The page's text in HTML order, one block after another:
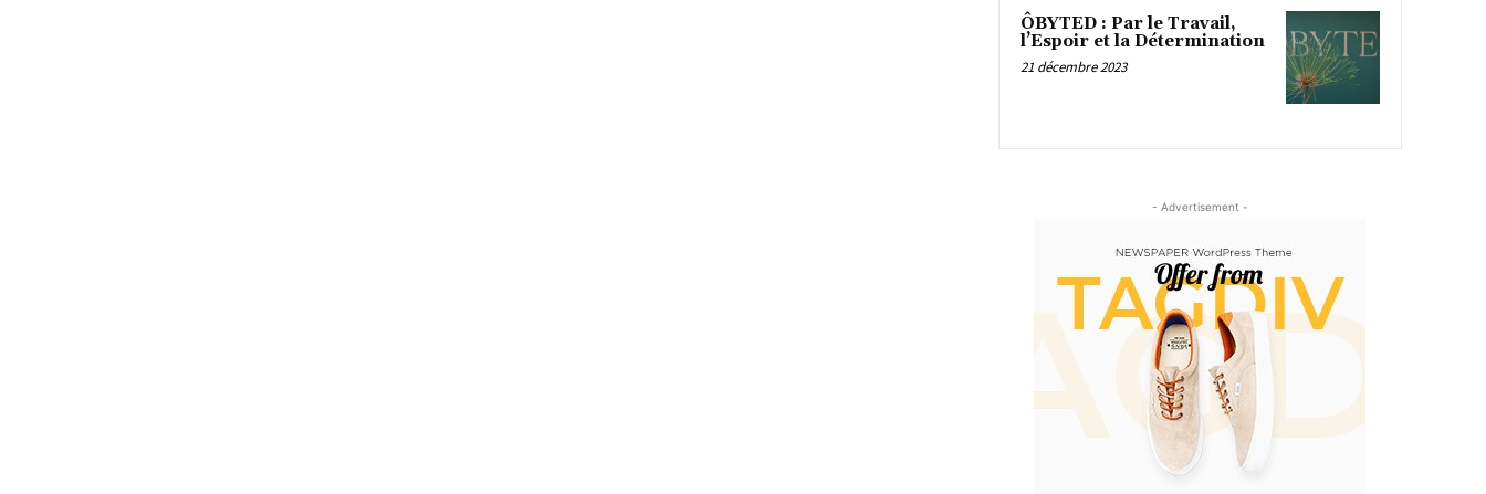
ÔBYTED : Par le Travail,
l’Espoir et la Détermination
21 décembre 2023
- Advertisement -